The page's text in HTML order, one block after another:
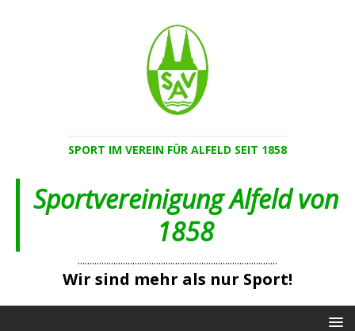
SPORT IM VEREIN FÜR ALFELD SEIT 1858
Sportvereinigung Alfeld von
1858
....................................................................................
Wir sind mehr als nur Sport!